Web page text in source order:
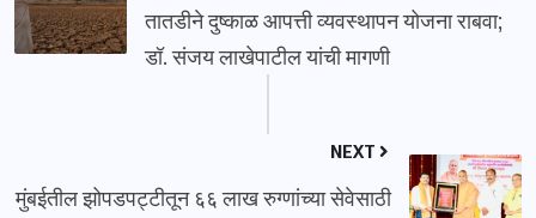
तातडीने दुष्काळ आपत्ती व्यवस्थापन योजना राबवा;
डॉ. संजय लाखेपाटील यांची मागणी
NEXT
मुंबईतील झोपडपट्टीतून ६६ लाख रुग्णांच्या सेवेसाठी